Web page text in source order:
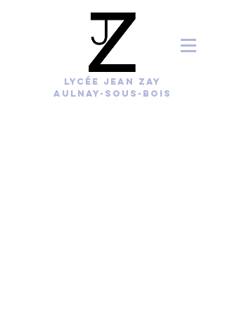
lycée jean zay
AULNAY-sous-bois